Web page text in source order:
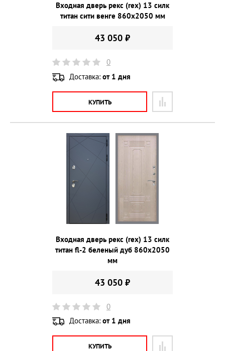
Входная дверь рекс (rex) 13 силк
титан сити венге 860х2050 мм
43 050 ₽
0
Доставка: от 1 дня
КУПИТЬ
Входная дверь рекс (rex) 13 силк
титан fl-2 беленый дуб 860х2050
мм
43 050 ₽
0
Доставка: от 1 дня
КУПИТЬ